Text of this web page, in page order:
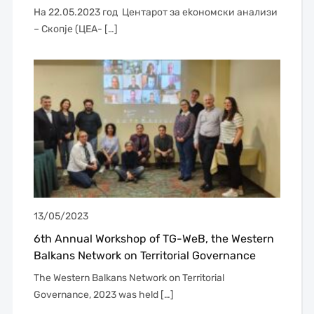
На 22.05.2023 год Центарот за еkономски анализи
– Скопје (ЦЕА- […]
13/05/2023
6th Annual Workshop of TG-WeB, the Western
Balkans Network on Territorial Governance
The Western Balkans Network on Territorial
Governance, 2023 was held […]